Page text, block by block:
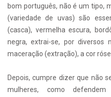
bom português, não é um tipo,
(variedade de uvas) são
(casca), vermelha escura,
negra, extrai-se, por diversos
maceração (extração), a cor
Depois, cumpre dizer que não
mulheres, como